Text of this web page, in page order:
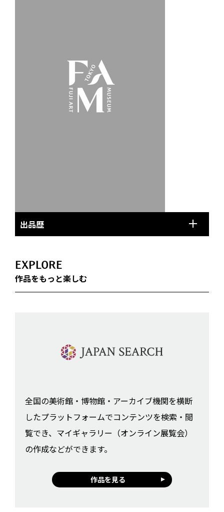
出品歴
EXPLORE
作品をもっと楽しむ
全国の美術館・博物館・アーカイブ機関を横断
したプラットフォームでコンテンツを検索・閲
覧でき、マイギャラリー（オンライン展覧会）
の作成などができます。
作品を見る